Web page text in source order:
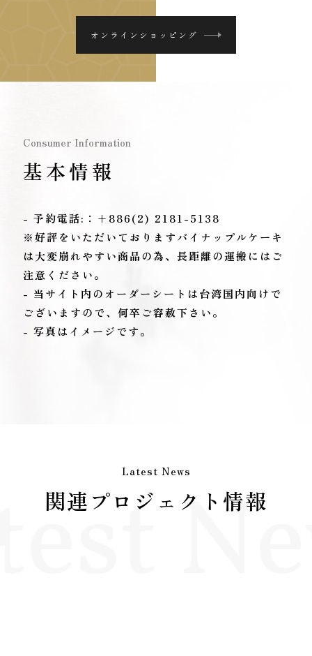
オンラインショッピング
Consumer Information
基本情報
- 予約電話:：+886(2) 2181-5138
※好評をいただいておりますパイナップルケーキ
は大変崩れやすい商品の為、長距離の運搬にはご
注意ください。
- 当サイト内のオーダーシートは台湾国内向けで
ございますので、何卒ご容赦下さい。
- 写真はイメージです。
Latest News
関連プロジェクト情報